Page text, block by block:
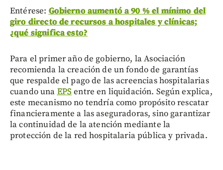
Entérese: Gobierno aumentó a 90 % el mínimo del
giro directo de recursos a hospitales y clínicas;
¿qué significa esto?
Para el primer año de gobierno, la Asociación
recomienda la creación de un fondo de garantías
que respalde el pago de las acreencias hospitalarias
cuando una EPS entre en liquidación. Según explica,
este mecanismo no tendría como propósito rescatar
financieramente a las aseguradoras, sino garantizar
la continuidad de la atención mediante la
protección de la red hospitalaria pública y privada.